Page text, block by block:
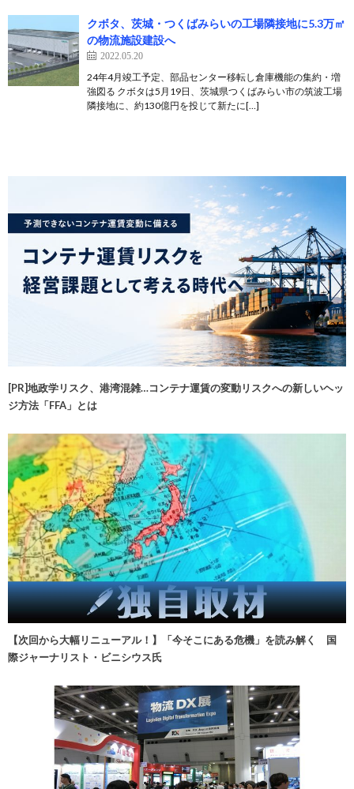
クボタ、茨城・つくばみらいの工場隣接地に5.3万㎡
の物流施設建設へ
2022.05.20
24年4月竣工予定、部品センター移転し倉庫機能の集約・増
強図る クボタは5月19日、茨城県つくばみらい市の筑波工場
隣接地に、約130億円を投じて新たに[…]
[PR]地政学リスク、港湾混雑…コンテナ運賃の変動リスクへの新しいヘッ
ジ方法「FFA」とは
【次回から大幅リニューアル！】「今そこにある危機」を読み解く 国
際ジャーナリスト・ビニシウス氏